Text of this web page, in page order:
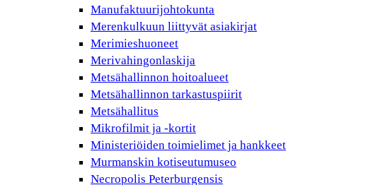
Manufaktuurijohtokunta
Merenkulkuun liittyvät asiakirjat
Merimieshuoneet
Merivahingonlaskija
Metsähallinnon hoitoalueet
Metsähallinnon tarkastuspiirit
Metsähallitus
Mikrofilmit ja -kortit
Ministeriöiden toimielimet ja hankkeet
Murmanskin kotiseutumuseo
Necropolis Peterburgensis